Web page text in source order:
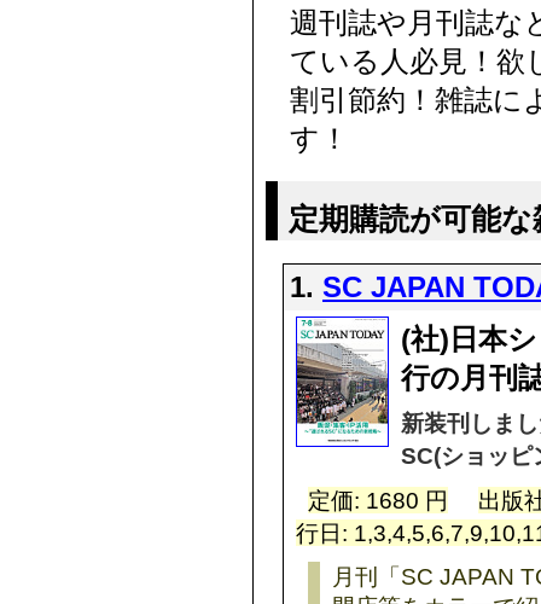
週刊誌や月刊誌な
ている人必見！欲
割引節約！雑誌に
す！
定期購読が可能
1. SC JAPAN
(社)日本
行の月刊
新装刊しま
SC(ショッピ
定価: 1680 円
出版
行日:
月刊「SC JAPAN